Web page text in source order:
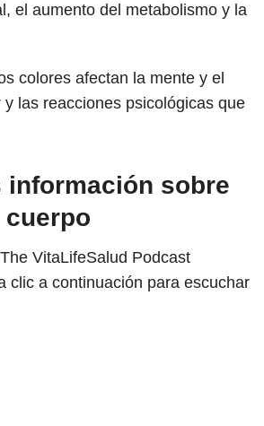
el aumento del metabolismo y la
colores afectan la mente y el
las reacciones psicológicas que
información sobre
VitaLifeSalud Podcast
clic a continuación para escuchar